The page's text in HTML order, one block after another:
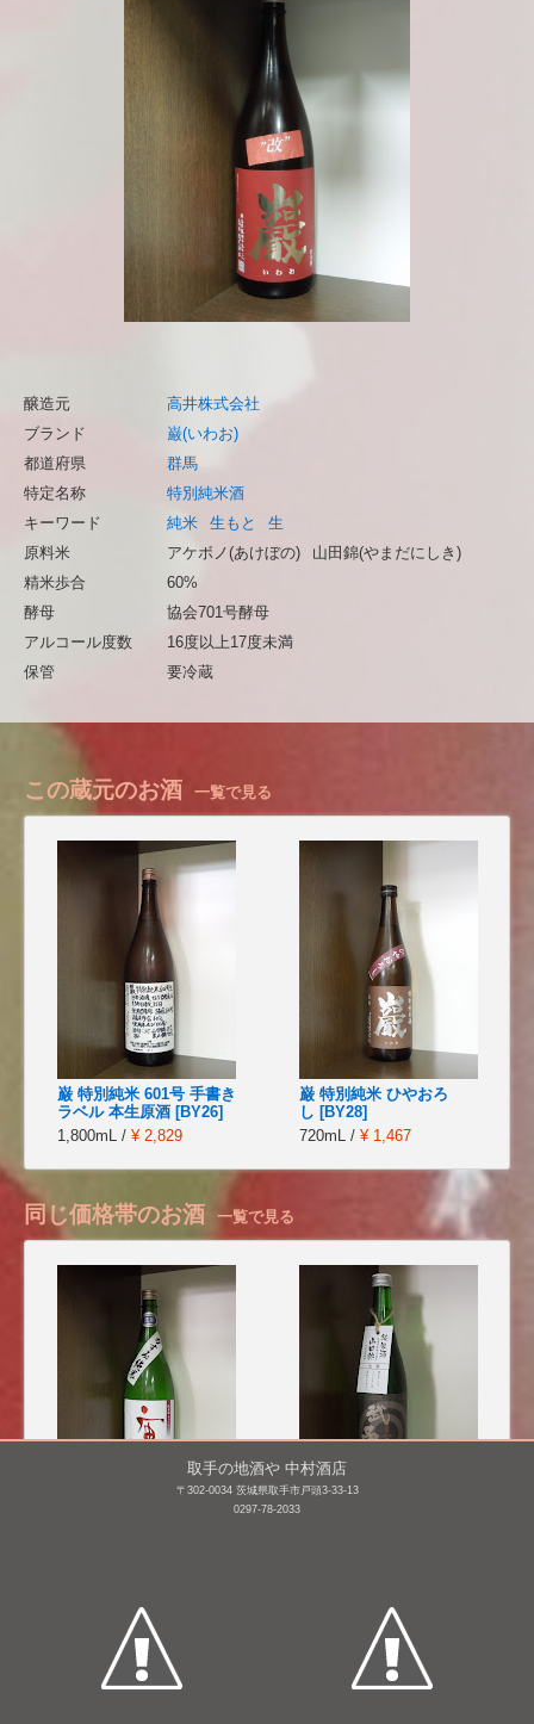
醸造元
高井株式会社
ブランド
巌(いわお)
都道府県
群馬
特定名称
特別純米酒
キーワード
純米 生もと
生
原料米
アケボノ(あけぼの)
山田錦(やまだにしき)
精米歩合
60%
酵母
協会701号酵母
アルコール度数
16度以上17度未満
保管
要冷蔵
この蔵元のお酒 一覧で見る
巌 特別純米 601号 手書き
ラベル 本生原酒 [BY26]
1,800mL / ¥ 2,829
巌 特別純米 ひやおろ
し [BY28]
720mL / ¥ 1,467
同じ価格帯のお酒 一覧で見る
武勇 純米 山田錦 生
取手の地酒や 中村酒店
〒302-0034 茨城県取手市戸頭3-33-13
0297-78-2033